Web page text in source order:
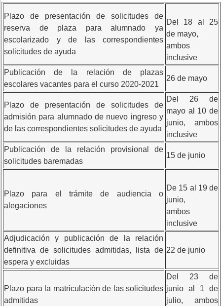
Plazo de presentación de solicitudes de
reserva de plaza para alumnado ya
escolarizado y de las correspondientes
solicitudes de ayuda
Del 18 al 25
de mayo,
ambos
inclusive
Publicación de la relación de plazas
escolares vacantes para el curso 2020-2021
26 de mayo
Plazo de presentación de solicitudes de
admisión para alumnado de nuevo ingreso y
de las correspondientes solicitudes de ayuda
Del 26 de
mayo al 10 de
junio, ambos
inclusive
Publicación de la relación provisional de
solicitudes baremadas
15 de junio
Plazo para el trámite de audiencia o
alegaciones
De 15 al 19 de
junio,
ambos
inclusive
Adjudicación y publicación de la relación
definitiva de solicitudes admitidas, lista de
espera y excluidas
22 de junio
Plazo para la matriculación de las solicitudes
admitidas
Del 23 de
junio al 1 de
julio, ambos